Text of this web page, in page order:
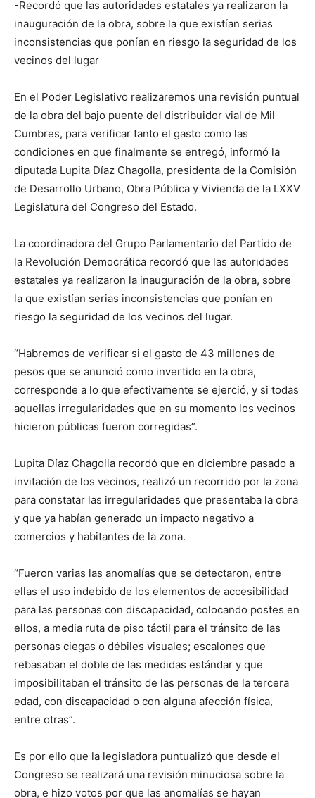
-Recordó que las autoridades estatales ya realizaron la
inauguración de la obra, sobre la que existían serias
inconsistencias que ponían en riesgo la seguridad de los
vecinos del lugar
En el Poder Legislativo realizaremos una revisión puntual
de la obra del bajo puente del distribuidor vial de Mil
Cumbres, para verificar tanto el gasto como las
condiciones en que finalmente se entregó, informó la
diputada Lupita Díaz Chagolla, presidenta de la Comisión
de Desarrollo Urbano, Obra Pública y Vivienda de la LXXV
Legislatura del Congreso del Estado.
La coordinadora del Grupo Parlamentario del Partido de
la Revolución Democrática recordó que las autoridades
estatales ya realizaron la inauguración de la obra, sobre
la que existían serias inconsistencias que ponían en
riesgo la seguridad de los vecinos del lugar.
“Habremos de verificar si el gasto de 43 millones de
pesos que se anunció como invertido en la obra,
corresponde a lo que efectivamente se ejerció, y si todas
aquellas irregularidades que en su momento los vecinos
hicieron públicas fueron corregidas”.
Lupita Díaz Chagolla recordó que en diciembre pasado a
invitación de los vecinos, realizó un recorrido por la zona
para constatar las irregularidades que presentaba la obra
y que ya habían generado un impacto negativo a
comercios y habitantes de la zona.
“Fueron varias las anomalías que se detectaron, entre
ellas el uso indebido de los elementos de accesibilidad
para las personas con discapacidad, colocando postes en
ellos, a media ruta de piso táctil para el tránsito de las
personas ciegas o débiles visuales; escalones que
rebasaban el doble de las medidas estándar y que
imposibilitaban el tránsito de las personas de la tercera
edad, con discapacidad o con alguna afección física,
entre otras”.
Es por ello que la legisladora puntualizó que desde el
Congreso se realizará una revisión minuciosa sobre la
obra, e hizo votos por que las anomalías se hayan